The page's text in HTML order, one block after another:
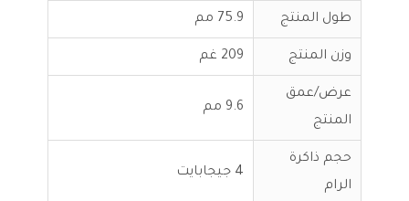
طول المنتج 75.9 مم
وزن المنتج 209 غم
عرض/عمق
المنتج
9.6 مم
حجم ذاكرة
الرام
4 جيجابايت